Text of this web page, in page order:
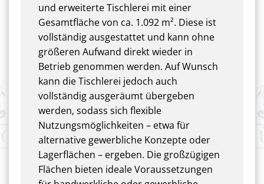
und erweiterte Tischlerei mit einer
Gesamtfläche von ca. 1.092 m². Diese ist
vollständig ausgestattet und kann ohne
größeren Aufwand direkt wieder in
Betrieb genommen werden. Auf Wunsch
kann die Tischlerei jedoch auch
vollständig ausgeräumt übergeben
werden, sodass sich flexible
Nutzungsmöglichkeiten – etwa für
alternative gewerbliche Konzepte oder
Lagerflächen – ergeben. Die großzügigen
Flächen bieten ideale Voraussetzungen